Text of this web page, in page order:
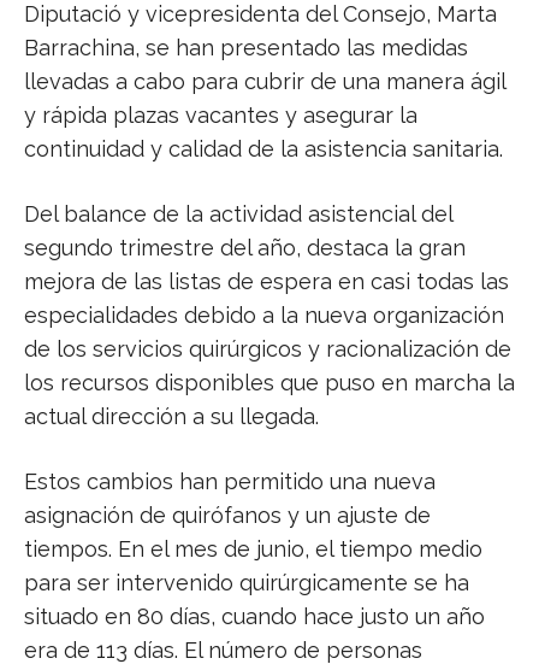
Diputació y vicepresidenta del Consejo, Marta
Barrachina, se han presentado las medidas
llevadas a cabo para cubrir de una manera ágil
y rápida plazas vacantes y asegurar la
continuidad y calidad de la asistencia sanitaria.
Del balance de la actividad asistencial del
segundo trimestre del año, destaca la gran
mejora de las listas de espera en casi todas las
especialidades debido a la nueva organización
de los servicios quirúrgicos y racionalización de
los recursos disponibles que puso en marcha la
actual dirección a su llegada.
Estos cambios han permitido una nueva
asignación de quirófanos y un ajuste de
tiempos. En el mes de junio, el tiempo medio
para ser intervenido quirúrgicamente se ha
situado en 80 días, cuando hace justo un año
era de 113 días. El número de personas